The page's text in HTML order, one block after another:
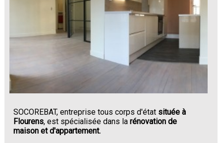
SOCOREBAT, entreprise tous corps d'état située à
Flourens, est spécialisée dans larénovation de
maison et d'appartement.